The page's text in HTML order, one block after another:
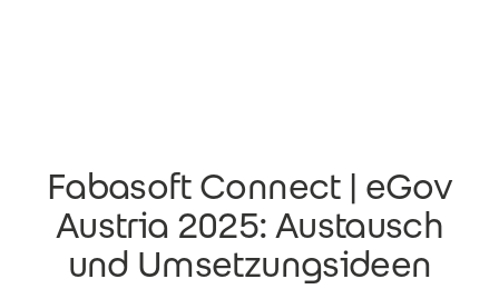
Fabasoft Connect | eGov
Austria 2025: Austausch
und Umsetzungsideen